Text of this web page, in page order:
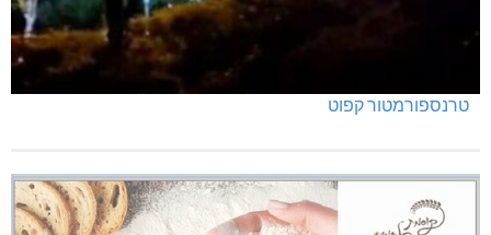
טרנספורמטור קפוט